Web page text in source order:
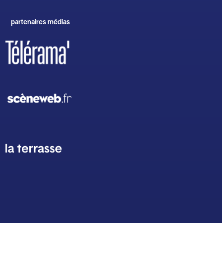
partenaires médias